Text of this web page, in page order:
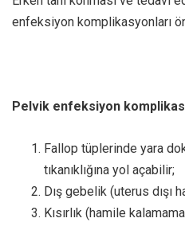
enfeksiyon komplikasyonları
Pelvik enfeksiyon
Fallop tüplerinde yara
tıkanıklığına yol açabilir;
Dış gebelik (uterus dışı
Kısırlık (hamile